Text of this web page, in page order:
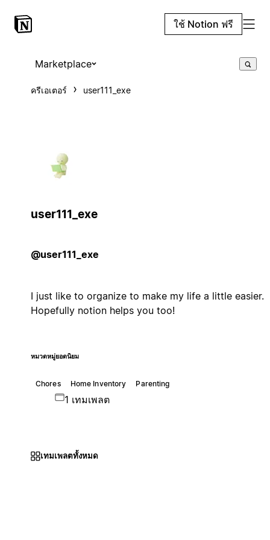
ใช้ Notion ฟรี
Marketplace
ครีเอเตอร์ user111_exe
user111_exe
@user111_exe
I just like to organize to make my life a little easier.
Hopefully notion helps you too!
หมวดหมู่ยอดนิยม
Chores Home Inventory Parenting
1 เทมเพลต
เทมเพลตทั้งหมด